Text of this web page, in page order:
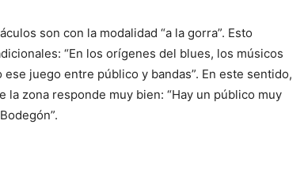
son con la modalidad “a la gorra”. Esto
“En los orígenes del blues, los músicos
juego entre público y bandas”. En este sentido,
zona responde muy bien: “Hay un público muy